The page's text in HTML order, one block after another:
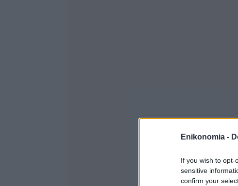
Enikonomia -
If you wish to
sensitive
confirm your